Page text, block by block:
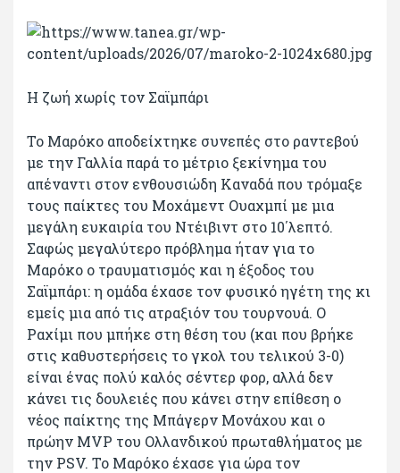
Η ζωή χωρίς τον Σαϊμπάρι
Το Μαρόκο αποδείχτηκε συνεπές στο ραντεβού
με την Γαλλία παρά το μέτριο ξεκίνημα του
απέναντι στον ενθουσιώδη Καναδά που τρόμαξε
τους παίκτες του Μοχάμεντ Ουαχμπί με μια
μεγάλη ευκαιρία του Ντέιβιντ στο 10΄λεπτό.
Σαφώς μεγαλύτερο πρόβλημα ήταν για το
Μαρόκο ο τραυματισμός και η έξοδος του
Σαϊμπάρι: η ομάδα έχασε τον φυσικό ηγέτη της κι
εμείς μια από τις ατραξιόν του τουρνουά. Ο
Ραχίμι που μπήκε στη θέση του (και που βρήκε
στις καθυστερήσεις το γκολ του τελικού 3-0)
είναι ένας πολύ καλός σέντερ φορ, αλλά δεν
κάνει τις δουλειές που κάνει στην επίθεση ο
νέος παίκτης της Μπάγερν Μονάχου και ο
πρώην MVP του Ολλανδικού πρωταθλήματος με
την PSV. To Μαρόκο έχασε για ώρα τον